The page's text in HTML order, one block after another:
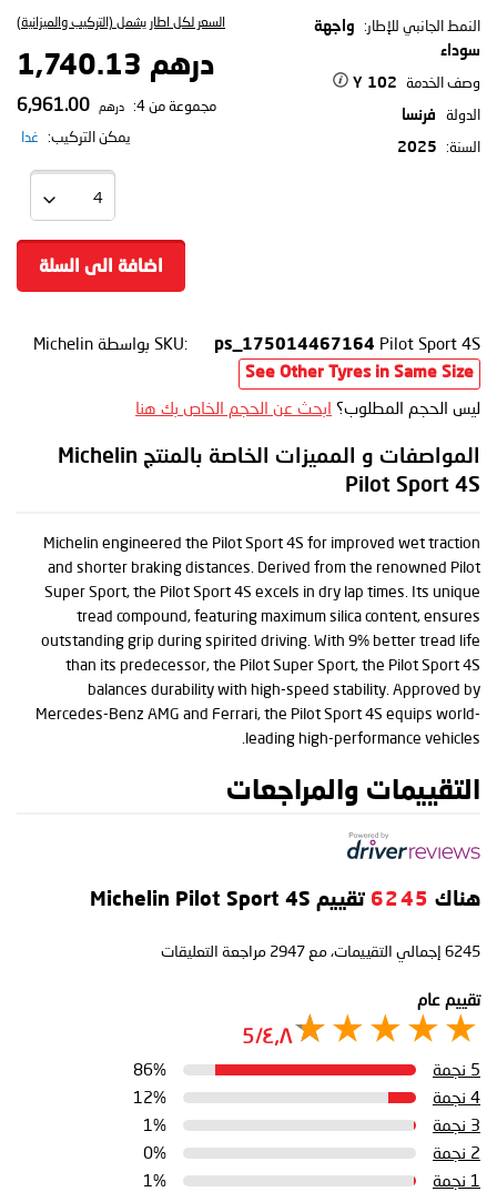
النمط الجانبي للإطار:
واجهة
سوداء
وصف الخدمة 102 Y
الدولة فرنسا
السنة: 2025
السعر لكل اطار يشمل (التركيب والميزانية)
درهم 1,740.13
مجموعة من 4: درهم
يمكن التركيب: غدا
اضافة الى السلة
SKU: ps_175014467164 Pilot Sport 4S بواسطة Michelin
See Other Tyres in Same Size
ليس الحجم المطلوب؟ ابحث عن الحجم الخاص بك هنا
المواصفات و المميزات الخاصة بالمنتج Michelin
Pilot Sport 4S
Michelin engineered the Pilot Sport 4S for improved wet traction
and shorter braking distances. Derived from the renowned Pilot
Super Sport, the Pilot Sport 4S excels in dry lap times. Its unique
tread compound, featuring maximum silica content, ensures
outstanding grip during spirited driving. With 9% better tread life
than its predecessor, the Pilot Super Sport, the Pilot Sport 4S
balances durability with high-speed stability. Approved by
Mercedes-Benz AMG and Ferrari, the Pilot Sport 4S equips world-
leading high-performance vehicles.
التقييمات والمراجعات
هناك 6245 تقييم Michelin Pilot Sport 4S
6245 إجمالي التقييمات، مع 2947 مراجعة التعليقات
تقييم عام
٤٫٨/5
5 نجمة
86%
4 نجمة
12%
3 نجمة
1%
2 نجمة
0%
1 نجمة
1%